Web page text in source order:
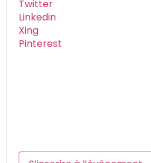
Twitter
Linkedin
Xing
Pinterest